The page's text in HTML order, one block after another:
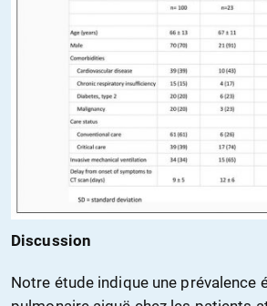
Discussion
Notre étude indique une prévalence